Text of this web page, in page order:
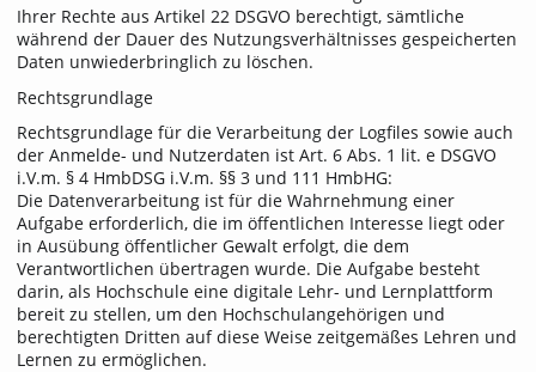
Ihrer Rechte aus Artikel 22 DSGVO berechtigt, sämtliche
während der Dauer des Nutzungsverhältnisses gespeicherten
Daten unwiederbringlich zu löschen.
Rechtsgrundlage
Rechtsgrundlage für die Verarbeitung der Logfiles sowie auch
der Anmelde- und Nutzerdaten ist Art. 6 Abs. 1 lit. e DSGVO
i.V.m. § 4 HmbDSG i.V.m. §§ 3 und 111 HmbHG:
Die Datenverarbeitung ist für die Wahrnehmung einer
Aufgabe erforderlich, die im öffentlichen Interesse liegt oder
in Ausübung öffentlicher Gewalt erfolgt, die dem
Verantwortlichen übertragen wurde. Die Aufgabe besteht
darin, als Hochschule eine digitale Lehr- und Lernplattform
bereit zu stellen, um den Hochschulangehörigen und
berechtigten Dritten auf diese Weise zeitgemäßes Lehren und
Lernen zu ermöglichen.